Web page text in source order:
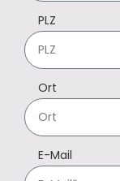
PLZ
Ort
E-Mail